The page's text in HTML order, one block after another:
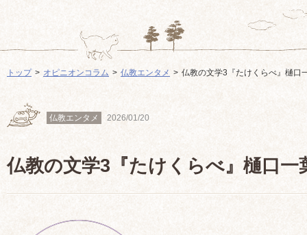
トップ オピニオンコラム 仏教エンタメ 仏教の文学3『たけくらべ』樋口
仏教エンタメ 2026/01/20
仏教の文学3『たけくらべ』樋口一